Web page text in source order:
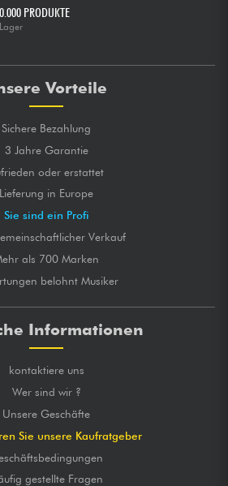
PRODUKTE
Vorteile
Sichere Bezahlung
3 Jahre Garantie
oder erstattet
Lieferung in Europe
Sie sind ein Profi
Verkauf
als 700 Marken
belohnt Musiker
Informationen
kontaktiere uns
Wer sind wir ?
Unsere Geschäfte
Sie unsere Kaufratgeber
gestellte Fragen